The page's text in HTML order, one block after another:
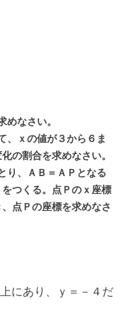
めなさい。
、ｘの値が３から６ま
の割合を求めなさい。
り、ＡＢ＝ＡＰとなる
つくる。点Ｐのｘ座標
点Ｐの座標を求めなさ
にあり、ｙ＝－４だ